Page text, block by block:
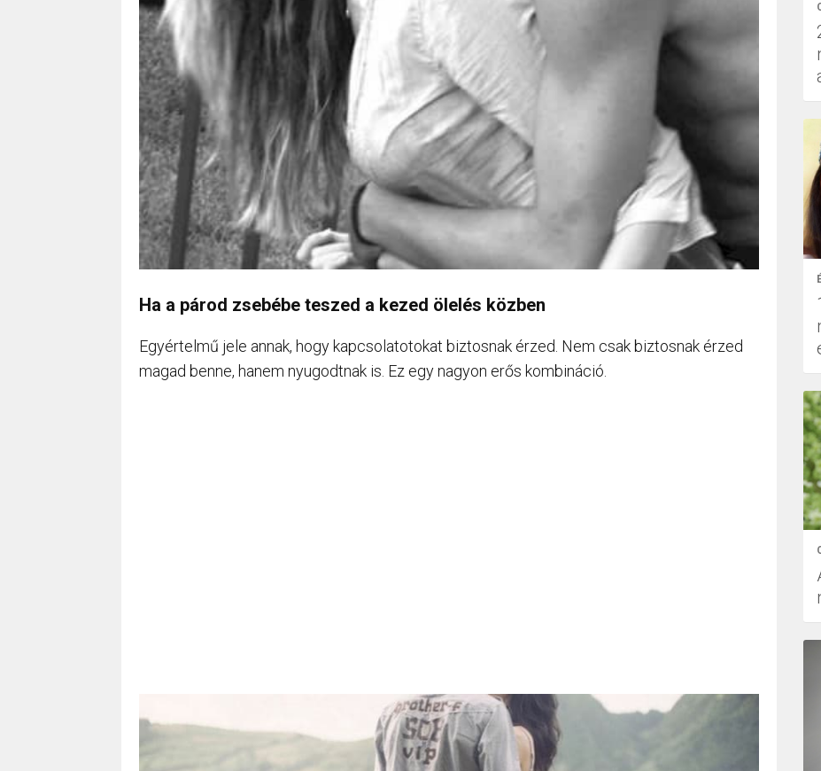
Ha a párod zsebébe teszed a kezed ölelés közben
Egyértelmű jele annak, hogy kapcsolatotokat biztosnak érzed. Nem csak biztosnak érzed
magad benne, hanem nyugodtnak is. Ez egy nagyon erős kombináció.